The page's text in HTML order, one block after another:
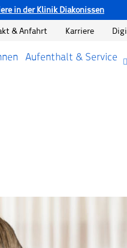
in der Klinik Diakonissen
& Anfahrt Karriere
Aufenthalt & Service